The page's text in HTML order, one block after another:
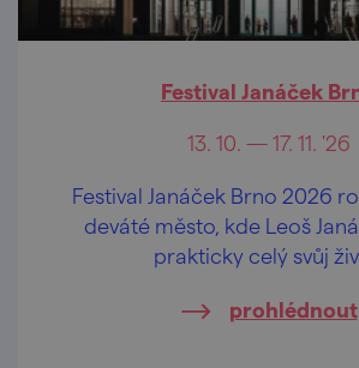
Festival Janáček
13. 10. — 17. 11. '26
Festival Janáček Brno 2026
deváté město, kde Leoš
prakticky celý svůj
prohlédnout